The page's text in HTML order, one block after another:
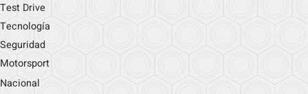
Test Drive
Tecnología
Seguridad
Motorsport
Nacional